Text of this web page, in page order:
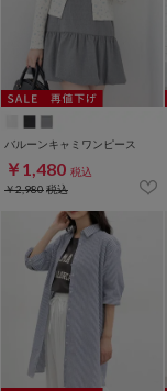
バルーンキャミワンピース
￥1,480 税込
￥2,980税込